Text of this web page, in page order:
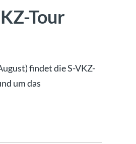
Tour
findet die S-VKZ-
um das